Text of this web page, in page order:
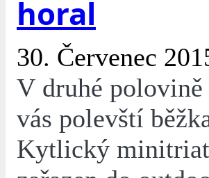
horal
30. Červenec
V druhé
vás polevští
Kytlický